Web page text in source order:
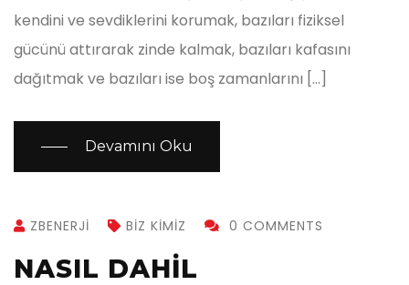
kendini ve sevdiklerini korumak, bazıları fiziksel
gücünü attırarak zinde kalmak, bazıları kafasını
dağıtmak ve bazıları ise boş zamanlarını […]
Devamını Oku
ZBENERJI BIZ KIMIZ 0 COMMENTS
NASIL DAHİL